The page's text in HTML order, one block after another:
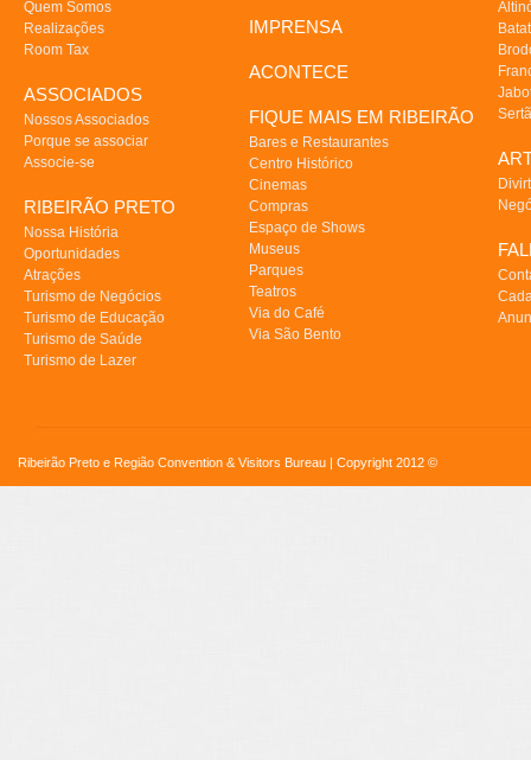
Quem Somos
Realizações
Room Tax
ASSOCIADOS
Nossos Associados
Porque se associar
Associe-se
RIBEIRÃO PRETO
Nossa História
Oportunidades
Atrações
Turismo de Negócios
Turismo de Educação
Turismo de Saúde
Turismo de Lazer
IMPRENSA
ACONTECE
FIQUE MAIS EM RIBEIRÃO
Bares e Restaurantes
Centro Histórico
Cinemas
Compras
Espaço de Shows
Museus
Parques
Teatros
Via do Café
Via São Bento
Ribeirão Preto e Região Convention & Visitors Bureau | Copyright 2012 ©